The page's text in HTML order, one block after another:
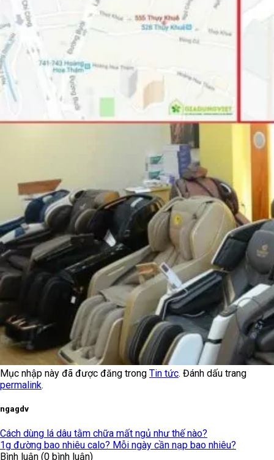
Mục nhập này đã được đăng trong Tin tức. Đánh dấu trang
permalink.
ngagdv
Cách dùng lá dâu tằm chữa mất ngủ như thế nào?
1g đường bao nhiêu calo? Mỗi ngày cần nạp bao nhiêu?
Bình luận (0 bình luận)